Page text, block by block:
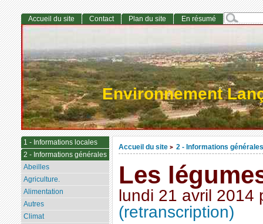
Environnement
Accueil du site > 2 - Informations générales
Les
lundi 21 avril 2014
(retranscription)
Accueil du site Contact Plan du site En résumé
1 - Informations locales
2 - Informations générales
Abeilles
Agriculture.
Alimentation
Autres
Climat